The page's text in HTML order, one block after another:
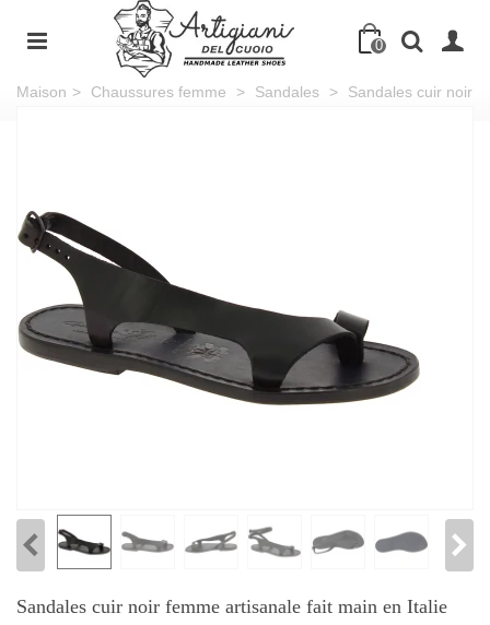
0
Maison > Chaussures femme > Sandales >
Sandales cuir noir
Sandales cuir noir femme artisanale fait main en Italie